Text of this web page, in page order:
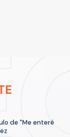
de "Me enteré